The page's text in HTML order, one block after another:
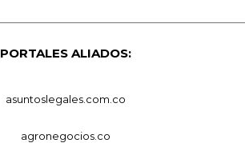
PORTALES ALIADOS:
asuntoslegales.com.co
agronegocios.co